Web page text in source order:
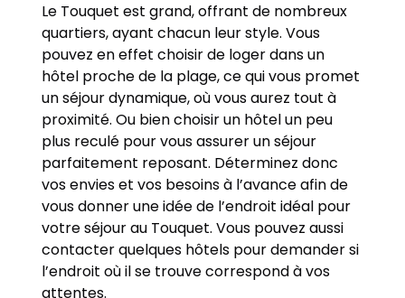
Le Touquet est grand, offrant de nombreux
quartiers, ayant chacun leur style. Vous
pouvez en effet choisir de loger dans un
hôtel proche de la plage, ce qui vous promet
un séjour dynamique, où vous aurez tout à
proximité. Ou bien choisir un hôtel un peu
plus reculé pour vous assurer un séjour
parfaitement reposant. Déterminez donc
vos envies et vos besoins à l’avance afin de
vous donner une idée de l’endroit idéal pour
votre séjour au Touquet. Vous pouvez aussi
contacter quelques hôtels pour demander si
l’endroit où il se trouve correspond à vos
attentes.